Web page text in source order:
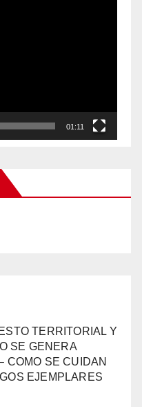
01:11
TERRITORIAL Y
SE GENERA
COMO SE CUIDAN
EJEMPLARES